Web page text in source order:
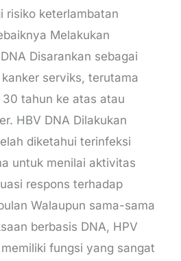
risiko keterlambatan
Melakukan
Disarankan sebagai
serviks, terutama
tahun ke atas atau
HBV DNA Dilakukan
diketahui terinfeksi
untuk menilai aktivitas
respons terhadap
Walaupun sama-sama
berbasis DNA, HPV
fungsi yang sangat